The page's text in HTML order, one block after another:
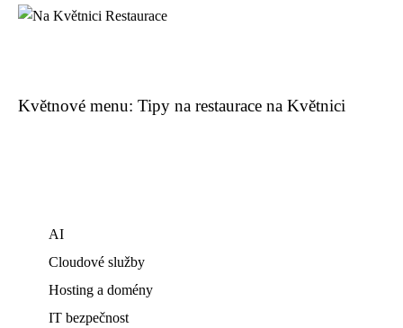
Květnové menu: Tipy na restaurace na Květnici
AI
Cloudové služby
Hosting a domény
IT bezpečnost